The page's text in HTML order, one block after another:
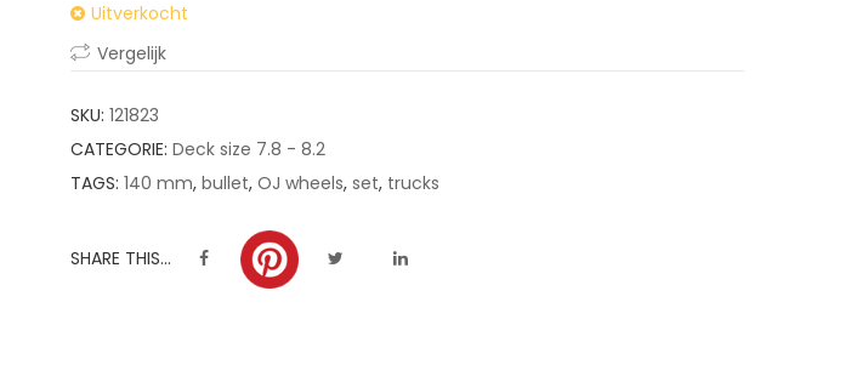
based
on
ratings
Uitverkocht
Vergelijk
SKU: 121823
CATEGORIE: Deck size 7.8 - 8.2
TAGS: 140 mm, bullet, OJ wheels, set, trucks
SHARE THIS...